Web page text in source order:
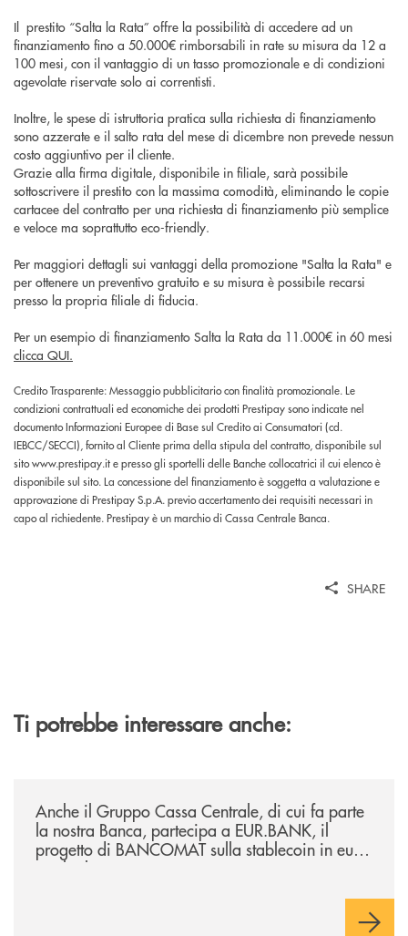
Il prestito “Salta la Rata” offre la possibilità di accedere ad un
finanziamento fino a 50.000€ rimborsabili in rate su misura da 12 a
100 mesi, con il vantaggio di un tasso promozionale e di condizioni
agevolate riservate solo ai correntisti.
Inoltre, le spese di istruttoria pratica sulla richiesta di finanziamento
sono azzerate e il salto rata del mese di dicembre non prevede nessun
costo aggiuntivo per il cliente.
Grazie alla firma digitale, disponibile in filiale, sarà possibile
sottoscrivere il prestito con la massima comodità, eliminando le copie
cartacee del contratto per una richiesta di finanziamento più semplice
e veloce ma soprattutto eco-friendly.
Per maggiori dettagli sui vantaggi della promozione "Salta la Rata" e
per ottenere un preventivo gratuito e su misura è possibile recarsi
presso la propria filiale di fiducia.
Per un esempio di finanziamento Salta la Rata da 11.000€ in 60 mesi
clicca QUI.
Credito Trasparente: Messaggio pubblicitario con finalità promozionale. Le
condizioni contrattuali ed economiche dei prodotti Prestipay sono indicate nel
documento Informazioni Europee di Base sul Credito ai Consumatori (cd.
IEBCC/SECCI), fornito al Cliente prima della stipula del contratto, disponibile sul
sito www.prestipay.it e presso gli sportelli delle Banche collocatrici il cui elenco è
disponibile sul sito. La concessione del finanziamento è soggetta a valutazione e
approvazione di Prestipay S.p.A. previo accertamento dei requisiti necessari in
capo al richiedente. Prestipay è un marchio di Cassa Centrale Banca.
SHARE
Ti potrebbe interessare anche:
Anche il Gruppo Cassa Centrale, di cui fa parte
la nostra Banca, partecipa a EUR.BANK, il
progetto di BANCOMAT sulla stablecoin in euro
e sul relativo ecosistema